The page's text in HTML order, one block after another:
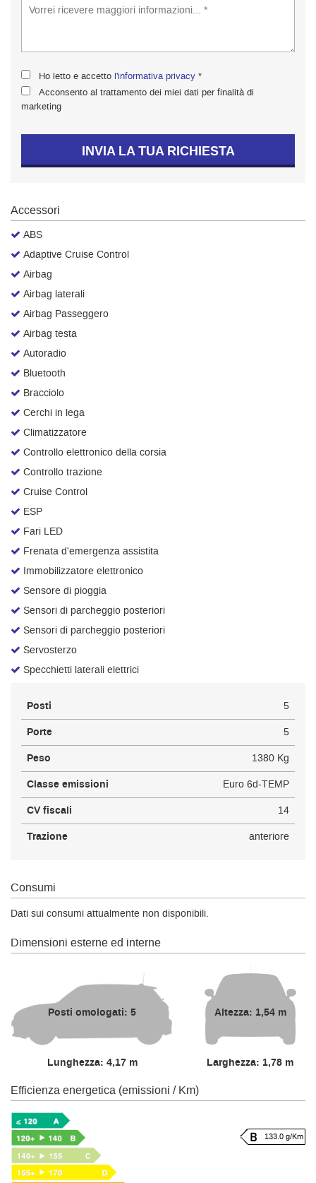
Ho letto e accetto l'informativa privacy *
Acconsento al trattamento dei miei dati per finalità di
marketing
INVIA LA TUA RICHIESTA
Accessori
ABS
Adaptive Cruise Control
Airbag
Airbag laterali
Airbag Passeggero
Airbag testa
Autoradio
Bluetooth
Bracciolo
Cerchi in lega
Climatizzatore
Controllo elettronico della corsia
Controllo trazione
Cruise Control
ESP
Fari LED
Frenata d'emergenza assistita
Immobilizzatore elettronico
Sensore di pioggia
Sensori di parcheggio posteriori
Sensori di parcheggio posteriori
Servosterzo
Specchietti laterali elettrici
Posti 5
Porte 5
Peso 1380 Kg
Classe emissioni Euro 6d-TEMP
CV fiscali 14
Trazione anteriore
Consumi
Dati sui consumi attualmente non disponibili.
Dimensioni esterne ed interne
Posti omologati: 5
Lunghezza: 4,17 m
Altezza: 1,54 m
Larghezza: 1,78 m
Efficienza energetica (emissioni / Km)
133.0 g/Km
Cookie analitici
policy
le
impostazioni